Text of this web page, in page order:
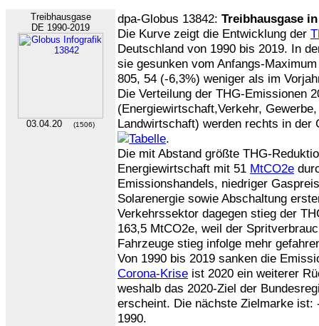
Treibhausgase
DE 1990-2019
03.04.20 (1506)
dpa-Globus 13842: Treibhausgase
Die Kurve zeigt die Entwicklung der
Deutschland von 1990 bis 2019. In
sie gesunken vom Anfangs-
805, 54 (-6,3%) weniger als im
Die Verteilung der THG-Emissionen
(Energiewirtschaft,Verkehr,
Landwirtschaft) werden rechts in der
.
Die mit Abstand größte THG-
Energiewirtschaft mit 51 MtCO2e
Emissionshandels, niedriger
Solarenergie sowie Abschaltung
Verkehrssektor dagegen stieg der
163,5 MtCO2e, weil der
Fahrzeuge stieg infolge mehr
Von 1990 bis 2019 sanken die
Corona-Krise ist 2020 ein weiterer
weshalb das 2020-Ziel der
erscheint. Die nächste Zielmarke ist:
1990.